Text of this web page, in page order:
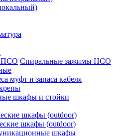
ПСО Спиральные зажимы НСО
муфт и запаса кабеля
шкафы и стойки
шкафы (outdoor)
шкафы (outdoor)
шкафы